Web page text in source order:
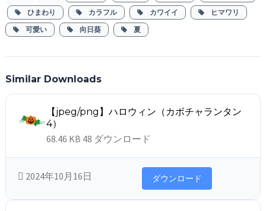
ひまわり カラフル カワイイ
ヒマワリ
可愛い
向日葵 夏
Similar Downloads
【jpeg/png】ハロウィン（カボチャランタン
4）
68.46 KB 48 ダウンロード
2024年10月16日 ダウンロード